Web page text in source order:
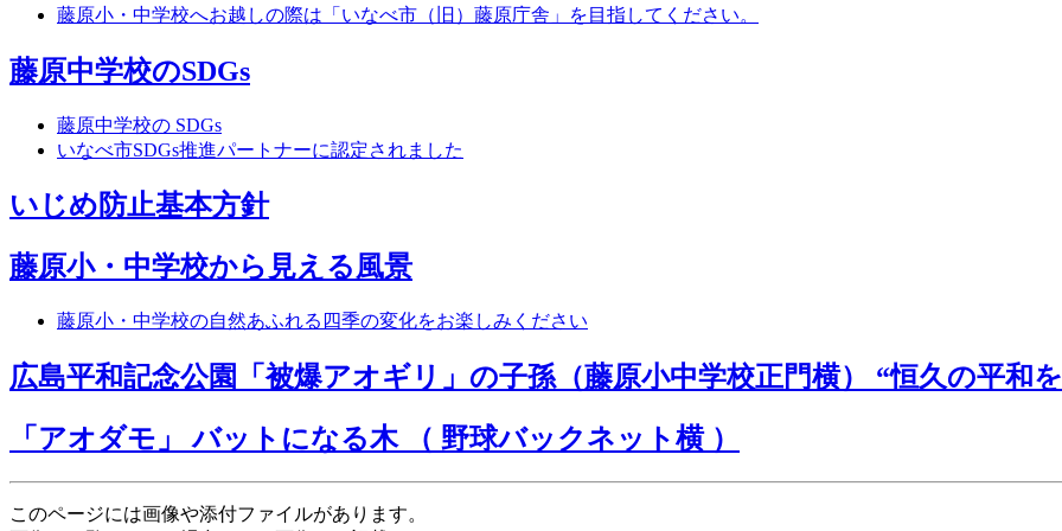
藤原小・中学校へお越しの際は「いなべ市（旧）藤原庁舎」を目指してください。
藤原中学校のSDGs
藤原中学校の SDGs
いなべ市SDGs推進パートナーに認定されました
いじめ防止基本方針
藤原小・中学校から見える風景
藤原小・中学校の自然あふれる四季の変化をお楽しみください
広島平和記念公園「被爆アオギリ」の子孫（藤原小中学校正門横） “恒久の平和
「アオダモ」 バットになる木 （ 野球バックネット横 ）
このページには画像や添付ファイルがあります。